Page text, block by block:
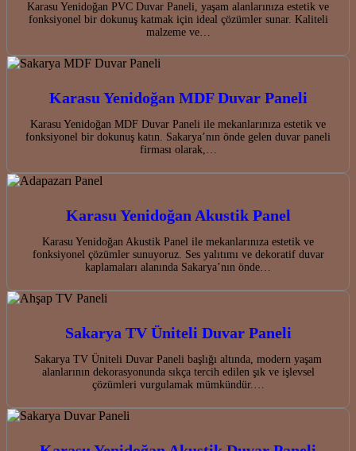
Karasu Yenidoğan PVC Duvar Paneli, yaşam alanlarınıza estetik ve
fonksiyonel bir dokunuş katmak için ideal çözümler sunar. Kaliteli
malzeme ve…
Karasu Yenidoğan MDF Duvar Paneli
Karasu Yenidoğan MDF Duvar Paneli ile mekanlarınıza estetik ve
fonksiyonel bir dokunuş katın. Sakarya’nın önde gelen duvar paneli
firması olarak,…
Karasu Yenidoğan Akustik Panel
Karasu Yenidoğan Akustik Panel ile mekanlarınıza estetik ve
fonksiyonel çözümler sunuyoruz. Ses yalıtımı ve dekoratif duvar
kaplamaları alanında Sakarya’nın önde…
Sakarya TV Üniteli Duvar Paneli
Sakarya TV Üniteli Duvar Paneli başlığı altında, modern yaşam
alanlarının dekorasyonunda sıkça tercih edilen şık ve işlevsel
çözümleri vurgulamak mümkündür.…